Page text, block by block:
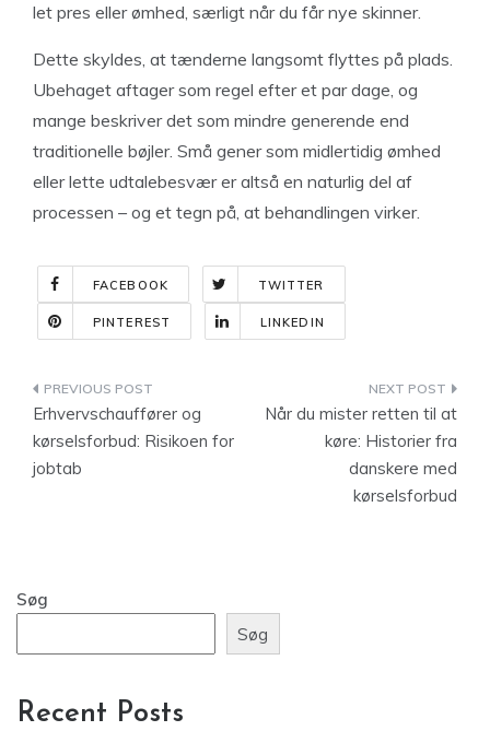
let pres eller ømhed, særligt når du får nye skinner.
Dette skyldes, at tænderne langsomt flyttes på plads.
Ubehaget aftager som regel efter et par dage, og
mange beskriver det som mindre generende end
traditionelle bøjler. Små gener som midlertidig ømhed
eller lette udtalebesvær er altså en naturlig del af
processen – og et tegn på, at behandlingen virker.
FACEBOOK TWITTER
PINTEREST LINKEDIN
Indlægsnavigation
Erhvervschauffører og
kørselsforbud: Risikoen for
jobtab
Når du mister retten til at
køre: Historier fra
danskere med
kørselsforbud
Søg
Søg
Recent Posts